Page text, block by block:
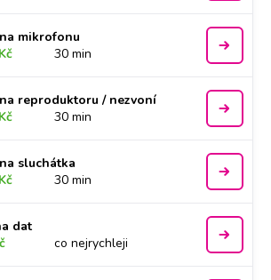
mikrofonu
30 min
reproduktoru / nezvoní
30 min
sluchátka
30 min
dat
co nejrychleji